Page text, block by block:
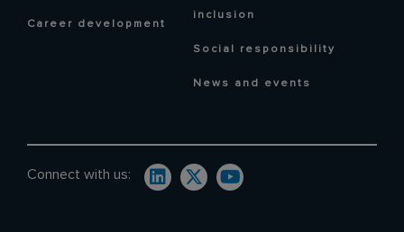
Career development
inclusion
Social responsibility
News and events
Connect with us: